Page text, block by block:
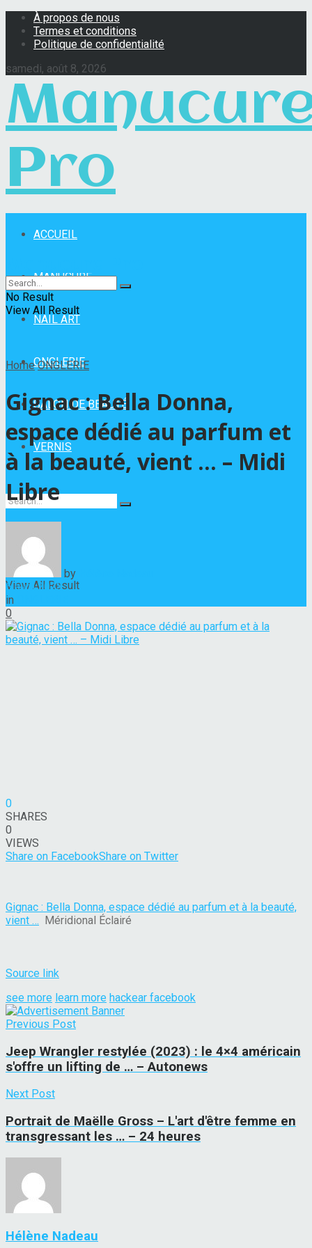
À propos de nous
Termes et conditions
Politique de confidentialité
samedi, août 8, 2026
Pro
ACCUEIL
MANUCURE
NAIL ART
ONGLERIE
SALON DE BEAUTÉ
VERNIS
No Result
View All Result
No Result
View All Result
Home ONGLERIE
Gignac : Bella Donna,
espace dédié au parfum et
à la beauté, vient … – Midi
Libre
by
6 avril 2023
in
0
0
SHARES
0
VIEWS
Share on FacebookShare on Twitter
Gignac : Bella Donna, espace dédié au parfum et à la beauté,
vient … Méridional Éclairé
Source link
see more learn more hackear facebook
Previous Post
Jeep Wrangler restylée (2023) : le 4×4 américain
s'offre un lifting de … – Autonews
Next Post
Portrait de Maëlle Gross – L'art d'être femme en
transgressant les … – 24 heures
Hélène Nadeau